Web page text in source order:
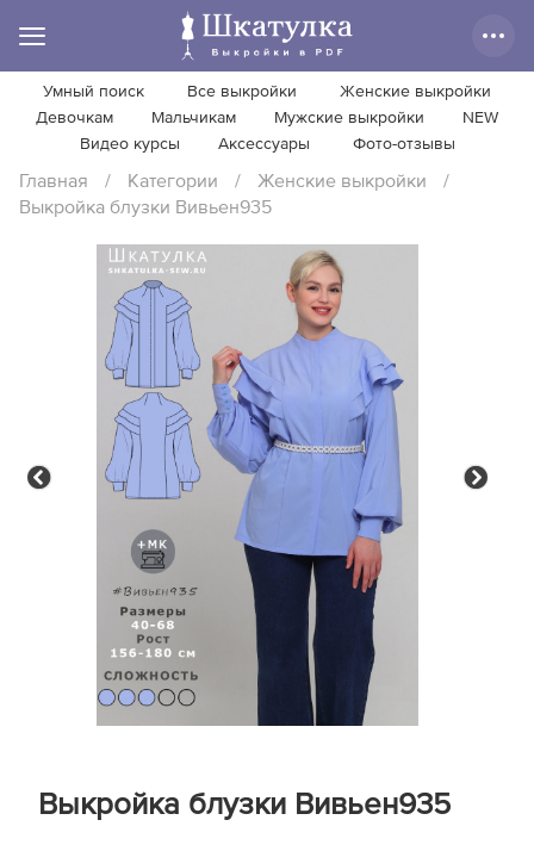
Умный поиск Все выкройки
Женские выкройки
Девочкам
Мальчикам Мужские выкройки
NEW
Видео курсы
Аксессуары Фото-отзывы
Главная / Категории / Женские выкройки
/
Выкройка блузки Вивьен935
Previous
Выкройка блузки Вивьен935